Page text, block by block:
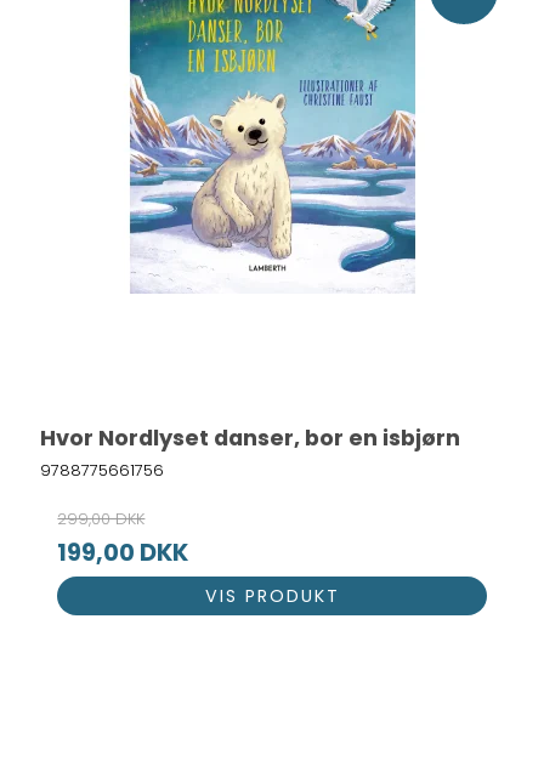
Hvor Nordlyset danser, bor en isbjørn
9788775661756
299,00 DKK
199,00 DKK
VIS PRODUKT